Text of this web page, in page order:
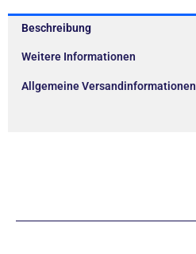
Beschreibung
Weitere Informationen
Allgemeine Versandinformationen